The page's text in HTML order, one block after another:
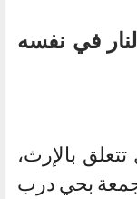
في نفسه
بالإرث،
بحي درب